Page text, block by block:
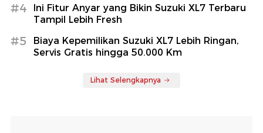
#4
Ini Fitur Anyar yang Bikin Suzuki XL7 Terbaru
Tampil Lebih Fresh
#5
Biaya Kepemilikan Suzuki XL7 Lebih Ringan,
Servis Gratis hingga 50.000 Km
Lihat Selengkapnya